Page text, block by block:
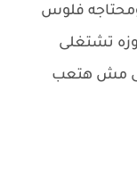
فلوس
تشتغلى
مش هتعب